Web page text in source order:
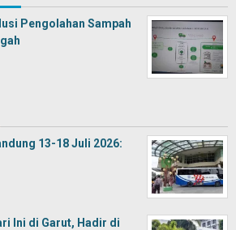
Pengolahan Sampah
13-18 Juli 2026:
Ini di Garut, Hadir di